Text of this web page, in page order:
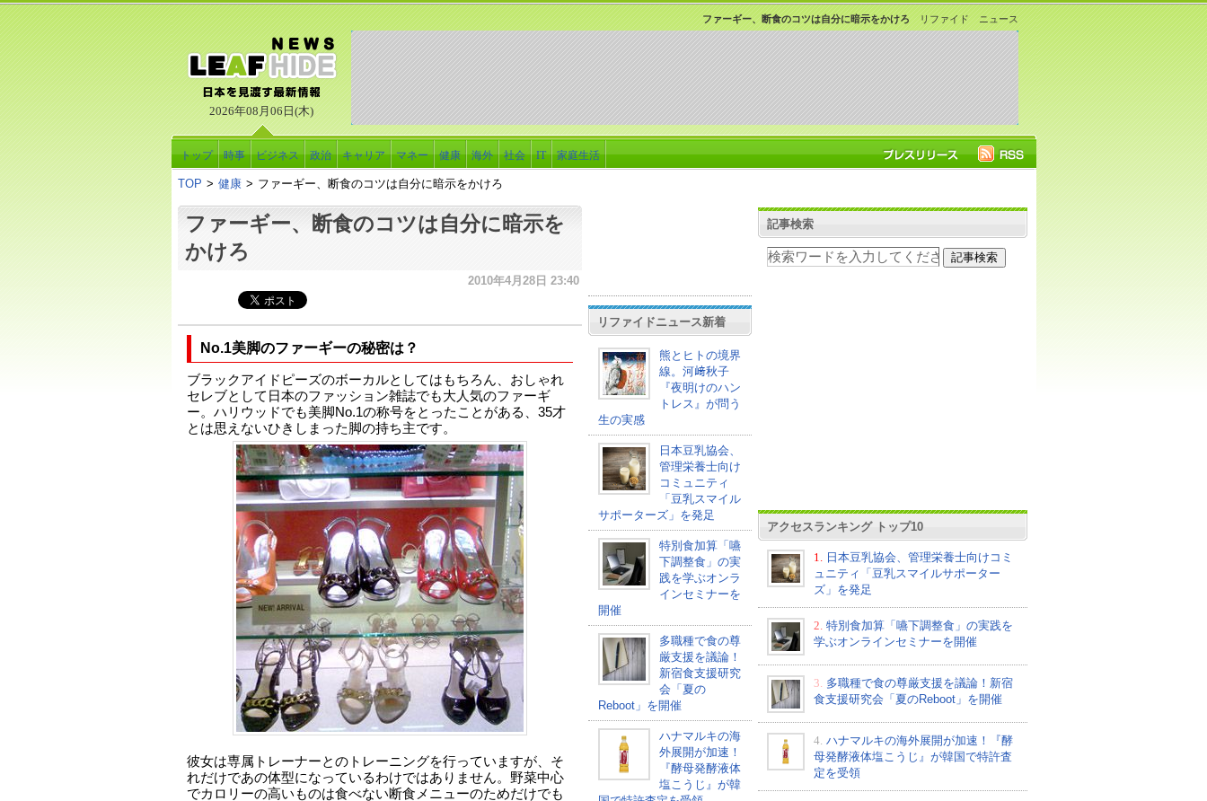
2026年08月06日(木)
リファイド ニュース
ファーギー、断食のコツは自分に暗示をかけろ
トップ 時事 ビジネス 政治 キャリア マネー 健康 海外 社会 IT 家庭生活
TOP > 健康 > ファーギー、断食のコツは自分に暗示をかけろ
ファーギー、断食のコツは自分に暗示を
かけろ
2010年4月28日 23:40
No.1美脚のファーギーの秘密は？
ブラックアイドピーズのボーカルとしてはもちろん、おしゃれ
セレブとして日本のファッション雑誌でも大人気のファーギ
ー。ハリウッドでも美脚No.1の称号をとったことがある、35才
とは思えないひきしまった脚の持ち主です。
彼女は専属トレーナーとのトレーニングを行っていますが、そ
れだけであの体型になっているわけではありません。野菜中心
でカロリーの高いものは食べない断食メニューのためだけでも
リファイドニュース新着
熊とヒトの境界
線。河﨑秋子
『夜明けのハン
トレス』が問う
生の実感
日本豆乳協会、
管理栄養士向け
コミュニティ
「豆乳スマイル
サポーターズ」を発足
特別食加算「嚥
下調整食」の実
践を学ぶオンラ
インセミナーを
開催
多職種で食の尊
厳支援を議論！
新宿食支援研究
会「夏の
Reboot」を開催
ハナマルキの海
外展開が加速！
『酵母発酵液体
塩こうじ』が韓
記事検索
アクセスランキング トップ10
1.
日本豆乳協会、管理栄養士向けコミ
ュニティ「豆乳スマイルサポーター
ズ」を発足
2. 特別食加算「嚥下調整食」の実践を
学ぶオンラインセミナーを開催
3. 多職種で食の尊厳支援を議論！新宿
食支援研究会「夏のReboot」を開催
4. ハナマルキの海外展開が加速！『酵
母発酵液体塩こうじ』が韓国で特許査
定を受領